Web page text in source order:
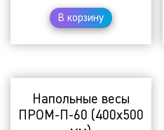
В корзину
Напольные весы
ПРОМ-П-60 (400х500